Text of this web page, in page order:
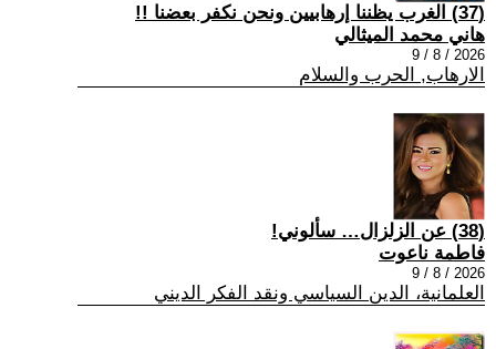
(37) الغرب يظننا إرهابيين ونحن نكفر بعضنا !!
هاني محمد الميثالي
2026 / 8 / 9
الارهاب, الحرب والسلام
(38) عن الزلزال… سألوني!
فاطمة ناعوت
2026 / 8 / 9
العلمانية، الدين السياسي ونقد الفكر الديني